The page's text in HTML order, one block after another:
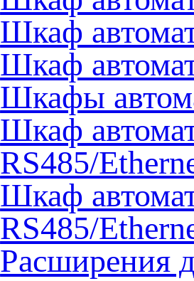
Шкаф
Шкаф
Шкафы
Шкаф
RS485/
Шкаф
RS485/
Расширения